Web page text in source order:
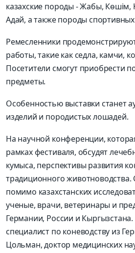
казахские породы - Жабы, Көшім,
Адай, а также породы
Ремесленники
работы, такие как седла, камчи,
Посетители смогут приобрести
предметы.
Особенностью выставки станет
изделий и породистых лошадей.
На научной конференции,
рамках фестиваля, обсудят
кумыса, перспективы развития
традиционного животноводства.
помимо казахстанских
ученые, врачи, ветеринары и
Германии, России и
специалист по коневодству из
Цольман, доктор медицинских